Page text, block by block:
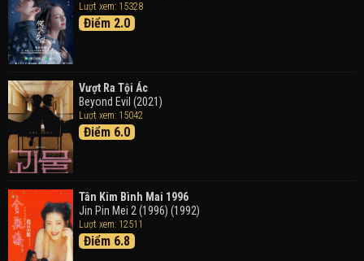
Tháng Ngày Tươi Đẹp
Lượt xem: 15328
Điểm 2.0
Vượt Ra Tội Ác
Beyond Evil (2021)
Lượt xem: 15042
Điểm 6.0
Tân Kim Bình Mai 1996
Jin Pin Mei 2 (1996) (1992)
Lượt xem: 12511
Điểm 6.8